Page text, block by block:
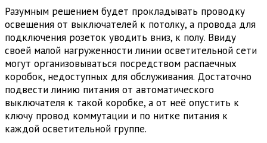
Разумным решением будет прокладывать проводку
освещения от выключателей к потолку, а провода для
подключения розеток уводить вниз, к полу. Ввиду
своей малой нагруженности линии осветительной сети
могут организовываться посредством распаечных
коробок, недоступных для обслуживания. Достаточно
подвести линию питания от автоматического
выключателя к такой коробке, а от неё опустить к
ключу провод коммутации и по нитке питания к
каждой осветительной группе.